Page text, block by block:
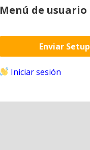
Menú de usuario
Enviar Setup
Iniciar sesión